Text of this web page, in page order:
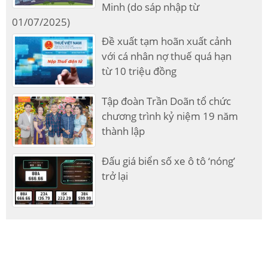
Minh (do sáp nhập từ
01/07/2025)
Đề xuất tạm hoãn xuất cảnh
với cá nhân nợ thuế quá hạn
từ 10 triệu đồng
Tập đoàn Trần Doãn tổ chức
chương trình kỷ niệm 19 năm
thành lập
Đấu giá biển số xe ô tô ‘nóng’
trở lại